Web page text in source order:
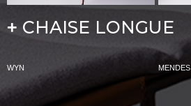
+ CHAISE LONGUE
WYN MENDES